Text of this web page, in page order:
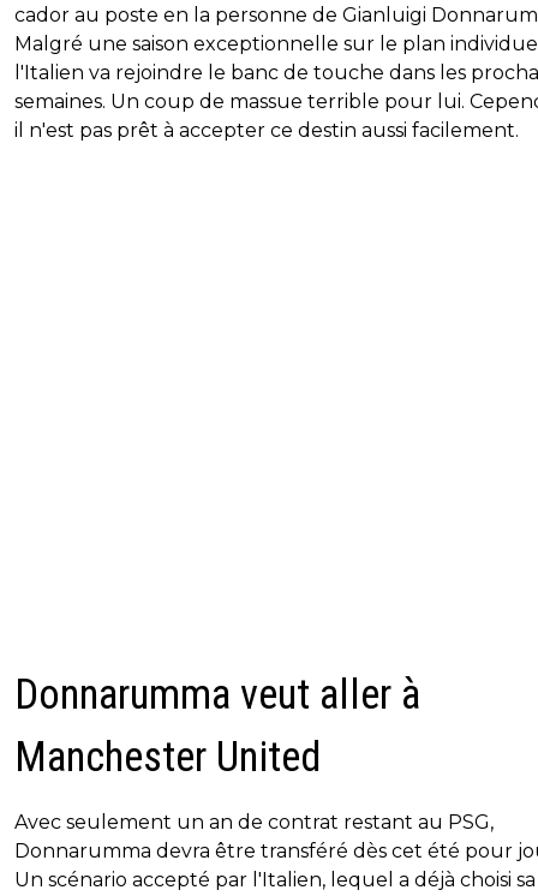
cador au poste en la personne de Gianluigi
Malgré une saison exceptionnelle sur le plan
l'Italien va rejoindre le banc de touche dans les
semaines. Un coup de massue terrible pour lui.
il n'est pas prêt à accepter ce destin aussi facilement.
Donnarumma veut aller à
Manchester United
Avec seulement un an de contrat restant au PSG,
Donnarumma devra être transféré dès cet été pour
Un scénario accepté par l'Italien, lequel a déjà choisi sa